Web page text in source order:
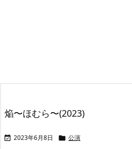
焔〜ほむら〜(2023)
 2023年6月8日  公演